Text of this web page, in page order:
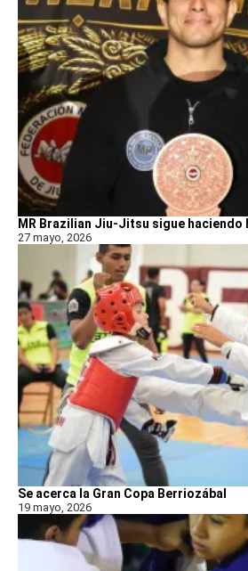
MR Brazilian Jiu-Jitsu sigue haciendo
27 mayo, 2026
Se acerca la Gran Copa Berriozábal
19 mayo, 2026